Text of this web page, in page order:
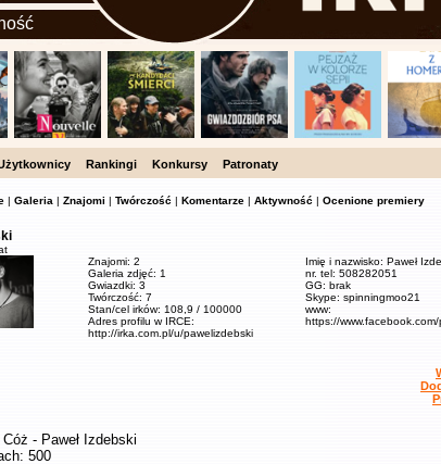
Rankingi Konkursy Patronaty
| Galeria | Znajomi | Twórczość | Komentarze | Aktywność | Ocenione premiery
Znajomi: 2
Galeria zdjęć: 1
Gwiazdki: 3
Twórczość: 7
Stan/cel irków: 108,9 / 100000
Adres profilu w IRCE:
http://irka.com.pl/u/pawelizdebski
Imię i nazwisko: Paweł
nr. tel: 508282051
GG: brak
Skype: spinningmoo21
www:
https://
- Paweł Izdebski
500